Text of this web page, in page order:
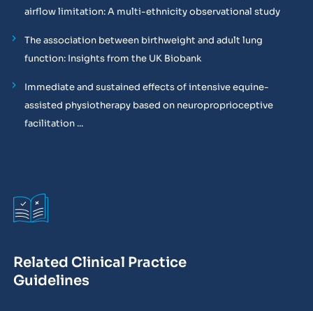
airflow limitation: A multi-ethnicity observational study
The association between birthweight and adult lung
function: Insights from the UK Biobank
Immediate and sustained effects of intensive equine-
assisted physiotherapy based on neuroproprioceptive
facilitation ...
Related Clinical Practice
Guidelines